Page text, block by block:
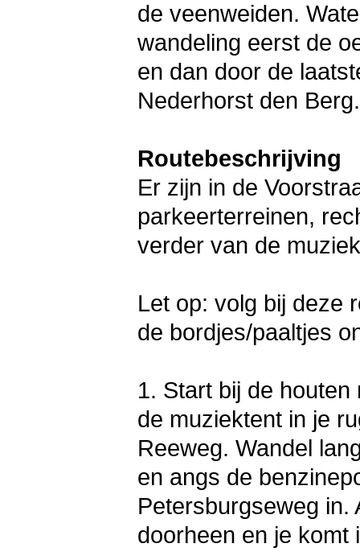
de veenweiden.
wandeling eerst de
en dan door de
Nederhorst den Berg.
Routebeschrijving
Er zijn in de
parkeerterreinen,
verder van de
Let op: volg bij deze
de bordjes/paaltjes
1. Start bij de
de muziektent in je
Reeweg. Wandel
en angs de
Petersburgseweg in.
doorheen en je komt